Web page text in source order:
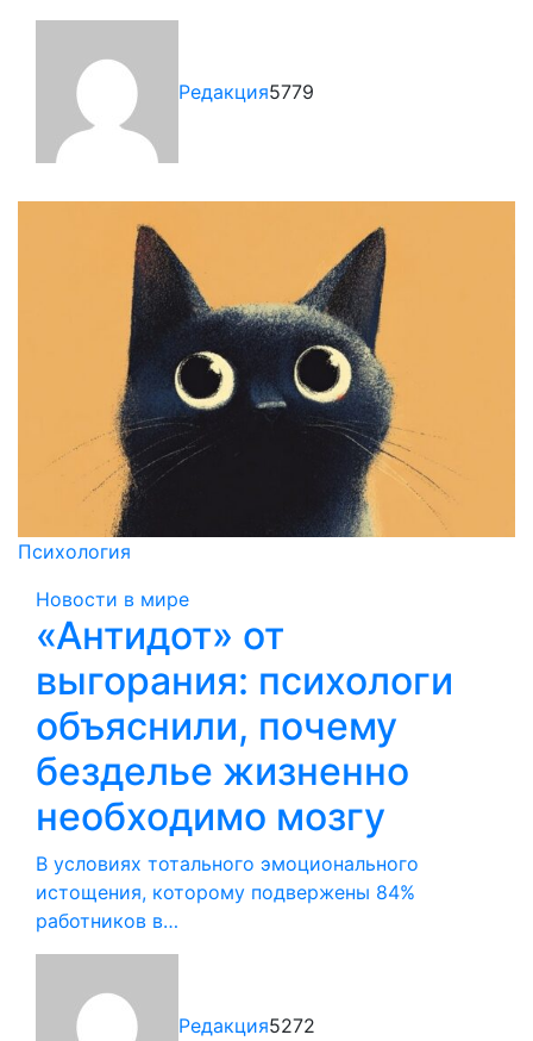
Редакция5779
Психология
Новости в мире
«Антидот» от
выгорания: психологи
объяснили, почему
безделье жизненно
необходимо мозгу
В условиях тотального эмоционального
истощения, которому подвержены 84%
работников в…
Редакция5272